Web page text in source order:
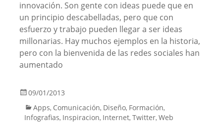
innovación. Son gente con ideas puede que en
un principio descabelladas, pero que con
esfuerzo y trabajo pueden llegar a ser ideas
millonarias. Hay muchos ejemplos en la historia,
pero con la bienvenida de las redes sociales han
aumentado
09/01/2013
Apps, Comunicación, Diseño, Formación,
Infografias, Inspiracion, Internet, Twitter, Web